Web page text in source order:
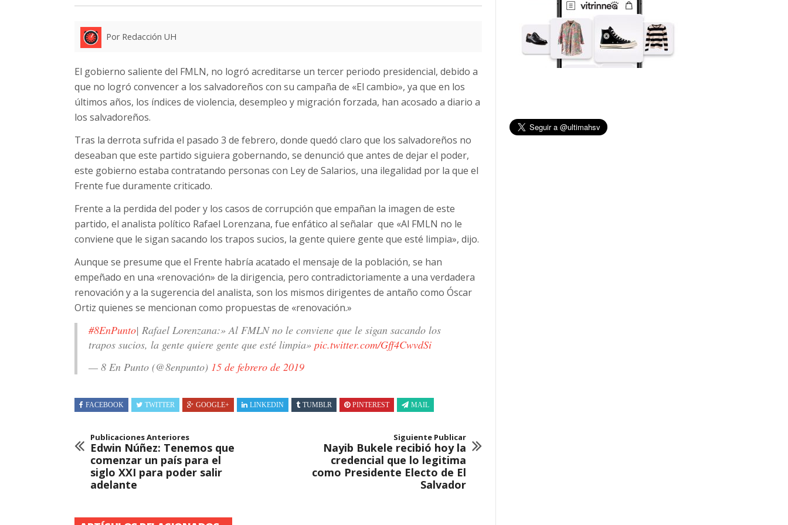
Por Redacción UH
El gobierno saliente del FMLN, no logró acreditarse un tercer periodo presidencial, debido a
que no logró convencer a los salvadoreños con su campaña de «El cambio», ya que en los
últimos años, los índices de violencia, desempleo y migración forzada, han acosado a diario a
los salvadoreños.
Tras la derrota sufrida el pasado 3 de febrero, donde quedó claro que los salvadoreños no
deseaban que este partido siguiera gobernando, se denunció que antes de dejar el poder,
este gobierno estaba contratando personas con Ley de Salarios, una ilegalidad por la que el
Frente fue duramente criticado.
Frente a la perdida del poder y los casos de corrupción que empañan la imagen de este
partido, el analista político Rafael Lorenzana, fue enfático al señalar que «Al FMLN no le
conviene que le sigan sacando los trapos sucios, la gente quiere gente que esté limpia», dijo.
Aunque se presume que el Frente habría acatado el mensaje de la población, se han
empeñado en una «renovación» de la dirigencia, pero contradictoriamente a una verdadera
renovación y a la sugerencia del analista, son los mismos dirigentes de antaño como Óscar
Ortiz quienes se mencionan como propuestas de «renovación.»
#8EnPunto| Rafael Lorenzana:» Al FMLN no le conviene que le sigan sacando los
trapos sucios, la gente quiere gente que esté limpia» pic.twitter.com/Gff4CwvdSi
— 8 En Punto (@8enpunto) 15 de febrero de 2019
FACEBOOK TWITTER GOOGLE+ LINKEDIN TUMBLR PINTEREST MAIL
Publicaciones Anteriores
Edwin Núñez: Tenemos que
comenzar un país para el
siglo XXI para poder salir
adelante
Siguiente Publicar
Nayib Bukele recibió hoy la
credencial que lo legitima
como Presidente Electo de El
Salvador